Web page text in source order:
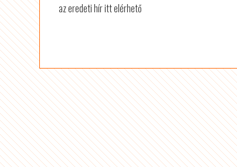
az eredeti hír itt elérhető